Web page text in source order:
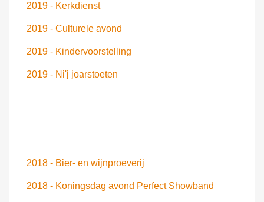
2019 - Kerkdienst
2019 - Culturele avond
2019 - Kindervoorstelling
2019 - Ni'j joarstoeten
2018 - Bier- en wijnproeverij
2018 - Koningsdag avond Perfect Showband